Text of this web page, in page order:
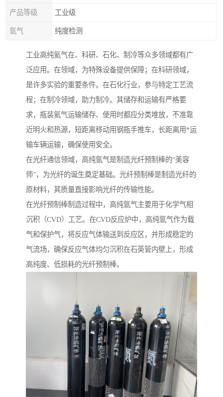
产品等级 工业级
氩气 纯度检测
工业高纯氦气在、科研、石化、制冷等众多领域都有广
泛应用。在领域，为特殊设备提供保障；在科研领域，
是许多实验的重要条件。在石化行业，参与特定工艺流
程；在制冷领域，助力制冷。其储存和运输有严格要
求，瓶装氦气运输储存、使用时都应分类堆放，不准靠
近明火和热源，短距离移动用钢瓶手推车，长距离用*运
输车辆运输，确保使用安全。
在光纤通信领域，高纯氩气是制造光纤预制棒的“美容
师”，为光纤的诞生奠定基础。光纤预制棒是制造光纤的
原材料，其质量直接影响光纤的传输性能。
在光纤预制棒制造过程中，高纯氩气主要用于化学气相
沉积（CVD）工艺。在CVD反应炉中，高纯氩气作为载
气和保护气，将反应气体输送到反应区，并形成稳定的
气流场，确保反应气体均匀沉积在石英管内壁上，形成
高纯度、低损耗的光纤预制棒。